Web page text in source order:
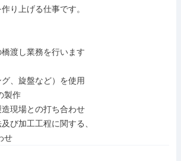
り上げる仕事です。
渡し業務を行います
、旋盤など）を使用
現場との打ち合わせ
び加工工程に関する、
せ